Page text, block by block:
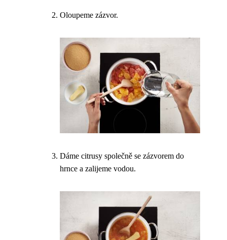
Oloupeme zázvor.
Dáme citrusy společně se zázvorem do
hrnce a zalijeme vodou.